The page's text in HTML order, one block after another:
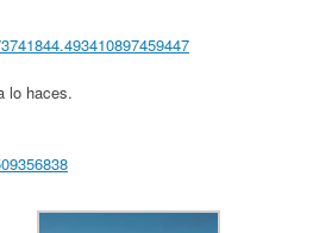
lo haces.